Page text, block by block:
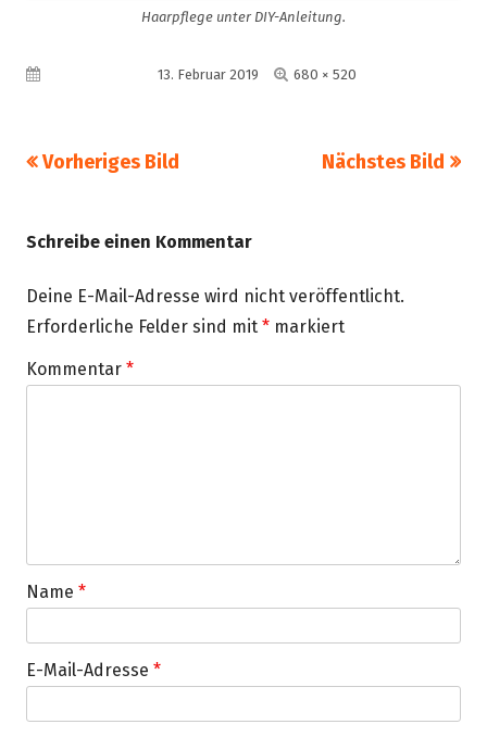
Haarpflege unter DIY-Anleitung.
Veröffentlicht am13. Februar 2019 Volle
680 × 520
Vorheriges Bild Nächstes Bild
Schreibe einen Kommentar
Deine E-Mail-Adresse wird nicht veröffentlicht.
Erforderliche Felder sind mit * markiert
Kommentar *
Name *
E-Mail-Adresse *